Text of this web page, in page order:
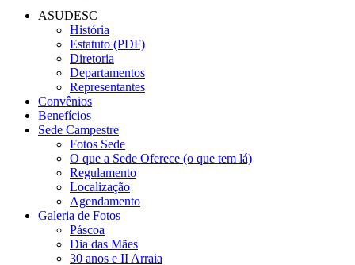
ASUDESC
História
Estatuto (PDF)
Diretoria
Departamentos
Representantes
Convênios
Benefícios
Sede Campestre
Fotos Sede
O que a Sede Oferece (o que tem lá)
Regulamento
Localização
Agendamento
Galeria de Fotos
Páscoa
Dia das Mães
30 anos e II Arraia